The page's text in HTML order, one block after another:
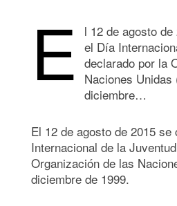
E
l 12 de agosto
el Día
declarado por la
Naciones Unidas
diciembre…
El 12 de agosto de 2015
Internacional de la
Organización de las
diciembre de 1999.